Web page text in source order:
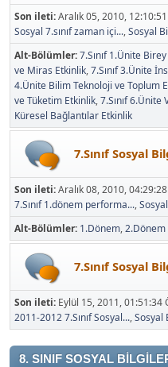
Son ileti:Aralık 05, 2010,
Sosyal 7.sınıf zaman içi...,Sosyal
Alt-Bölümler 7.Sınıf 1.Ünite
ve Miras Etkinlik 7.Sınıf 3.Ünite
4.Ünite Bilim Teknoloji ve Toplum
ve Tüketim Etkinlik 7.Sınıf 6.Ünite
Küresel Bağlantılar Etkinlik
7.Sınıf Sosyal
Son ileti:Aralık 08, 2010, 04:29:28
7.Sınıf 1.dönem performa...,
Alt-Bölümler 1.Dönem 2.Dönem
7.Sınıf Sosyal
Son ileti: Eylül 15, 2011, 01:51:34
2011-2012 7.Sınıf Sosyal...,Sosyal
8. SINIF SOSYAL